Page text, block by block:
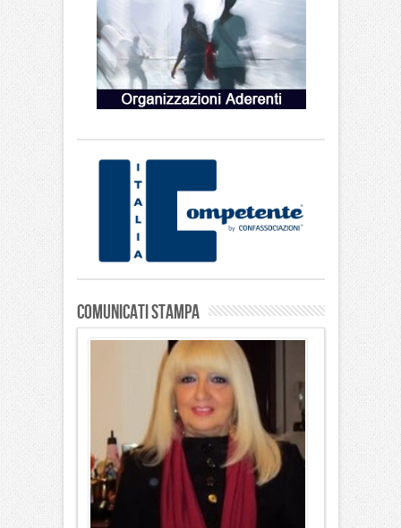
Comunicati stampa